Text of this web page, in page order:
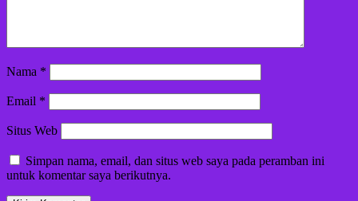
Nama *
Email *
Situs Web
Simpan nama, email, dan situs web saya pada peramban ini
untuk komentar saya berikutnya.